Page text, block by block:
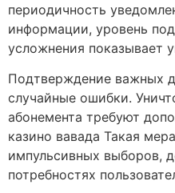
периодичность
информации, уровень
усложнения показывает
Подтверждение важных
случайные ошибки.
абонемента требуют
казино вавада Такая
импульсивных выборов,
потребностях